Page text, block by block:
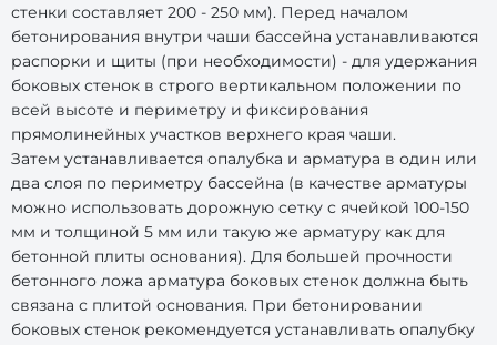
стенки составляет 200 - 250 мм). Перед началом
бетонирования внутри чаши бассейна устанавливаются
распорки и щиты (при необходимости) - для удержания
боковых стенок в строго вертикальном положении по
всей высоте и периметру и фиксирования
прямолинейных участков верхнего края чаши.
Затем устанавливается опалубка и арматура в один или
два слоя по периметру бассейна (в качестве арматуры
можно использовать дорожную сетку с ячейкой 100-150
мм и толщиной 5 мм или такую же арматуру как для
бетонной плиты основания). Для большей прочности
бетонного ложа арматура боковых стенок должна быть
связана с плитой основания. При бетонировании
боковых стенок рекомендуется устанавливать опалубку